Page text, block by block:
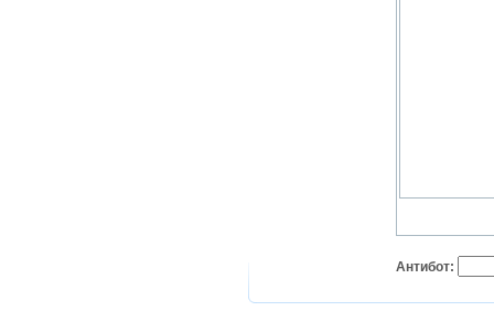
Антибот: